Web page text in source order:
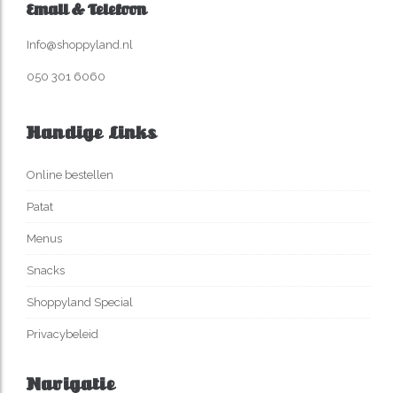
Email & Telefoon
Info@shoppyland.nl
050 301 6060
Handige Links
Online bestellen
Patat
Menus
Snacks
Shoppyland Special
Privacybeleid
Navigatie